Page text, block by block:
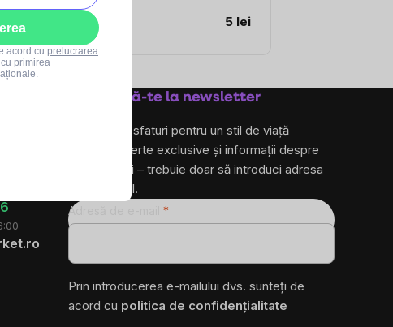
5 lei
Abonează-te la newsletter
și primește sfaturi pentru un stil de viață
sănătos, oferte exclusive și informații despre
produse noi – trebuie doar să introduci adresa
ta de e-mail.
Adresă de e-mail
Prin introducerea e-mailului dvs. sunteți de
acord cu politica de confidențialitate
acord cu prelucrarea
primirea